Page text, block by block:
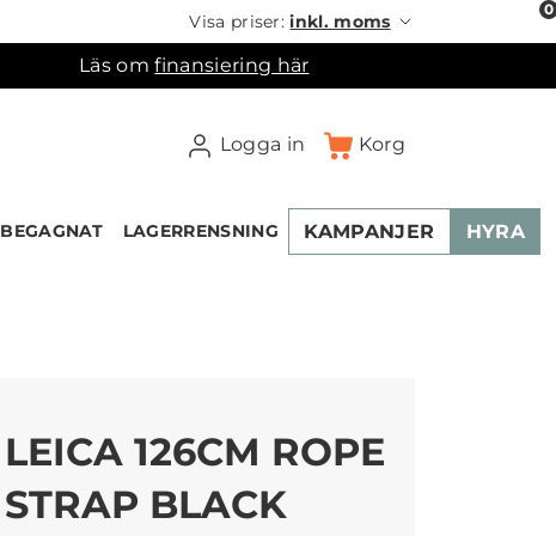
Visa priser:inkl. moms
Läs omfinansiering här
Logga in Korg
0
BEGAGNAT LAGERRENSNING KAMPANJER HYRA
LEICA 126CM ROPE
STRAP BLACK